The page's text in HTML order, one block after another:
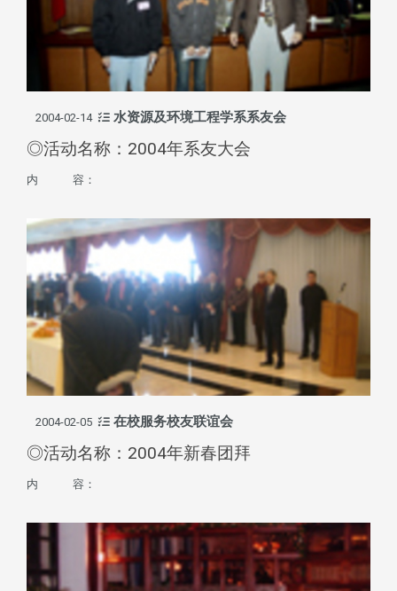
2004-02-14 水资源及环境工程学系系友会
◎活动名称：2004年系友大会
内 容：
2004-02-05 在校服务校友联谊会
◎活动名称：2004年新春团拜
内 容：